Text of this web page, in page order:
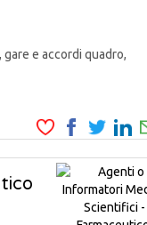
e accordi quadro,